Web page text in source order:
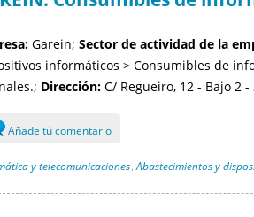
Garein; Sector de actividad de la
informáticos > Consumibles de
Dirección:C/ Regueiro, 12 - Bajo 2 -
Añade tú comentario
y telecomunicaciones , Abastecimientos y